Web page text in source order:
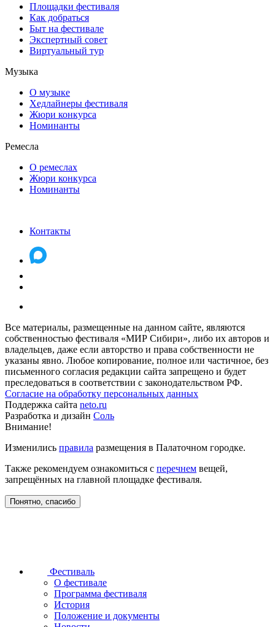
Площадки фестиваля
Как добраться
Быт на фестивале
Экспертный совет
Виртуальный тур
Музыка
О музыке
Хедлайнеры фестиваля
Жюри конкурса
Номинанты
Ремесла
О ремеслах
Жюри конкурса
Номинанты
Контакты
Все материалы, размещенные на данном сайте, являются
собственностью фестиваля «МИР Сибири», либо их авторов и
владельцев, даже если авторство и права собственности не
указаны явно. Любое копирование, полное или частичное, без
письменного согласия редакции сайта запрещено и будет
преследоваться в соответствии с законодательством РФ.
Согласие на обработку персональных данных
Поддержка сайта neto.ru
Разработка и дизайн Соль
Внимание!
Изменились правила размещения в Палаточном городке.
Также рекомендуем ознакомиться с перечнем вещей,
запрещённых на главной площадке фестиваля.
Понятно, спасибо
Фестиваль
О фестивале
Программа фестиваля
История
Положение и документы